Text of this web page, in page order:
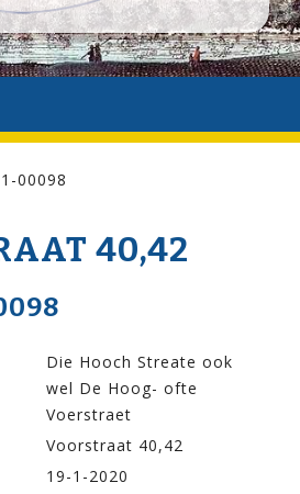
00098
40,42
Die Hooch Streate ook
wel De Hoog- ofte
Voerstraet
Voorstraat 40,42
19-1-2020